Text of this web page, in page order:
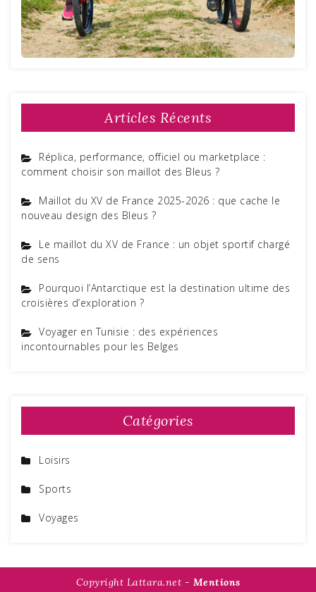
Articles Récents
Réplica, performance, officiel ou marketplace :
comment choisir son maillot des Bleus ?
Maillot du XV de France 2025-2026 : que cache le
nouveau design des Bleus ?
Le maillot du XV de France : un objet sportif chargé
de sens
Pourquoi l’Antarctique est la destination ultime des
croisières d’exploration ?
Voyager en Tunisie : des expériences
incontournables pour les Belges
Catégories
Loisirs
Sports
Voyages
Copyright Lattara.net - Mentions